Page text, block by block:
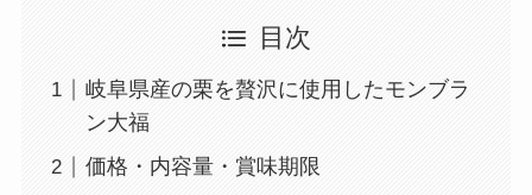
目次
岐阜県産の栗を贅沢に使用したモンブラ
ン大福
価格・内容量・賞味期限